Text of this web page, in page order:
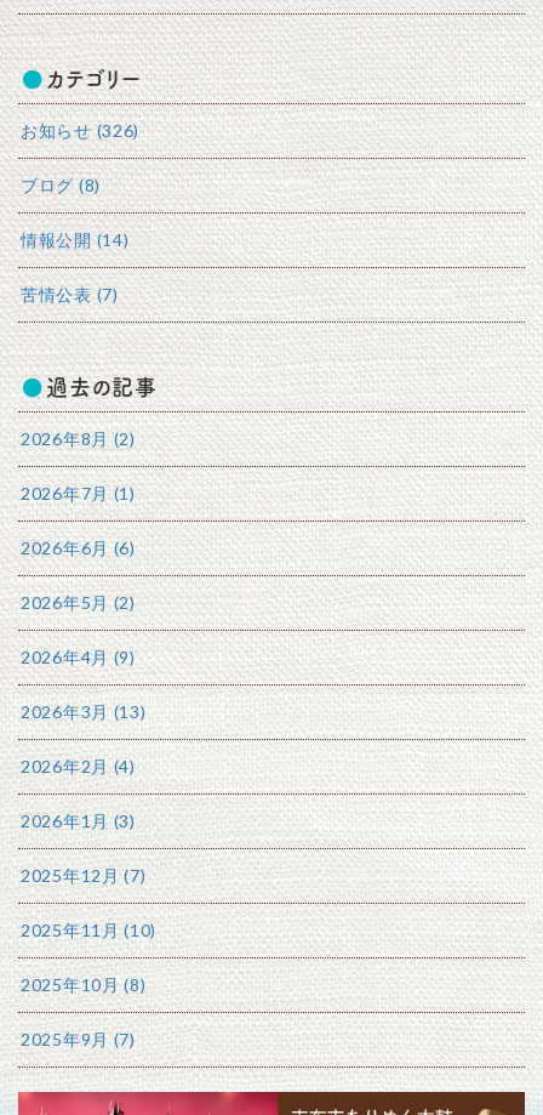
カテゴリー
お知らせ (326)
ブログ (8)
情報公開 (14)
苦情公表 (7)
過去の記事
2026年8月 (2)
2026年7月 (1)
2026年6月 (6)
2026年5月 (2)
2026年4月 (9)
2026年3月 (13)
2026年2月 (4)
2026年1月 (3)
2025年12月 (7)
2025年11月 (10)
2025年10月 (8)
2025年9月 (7)